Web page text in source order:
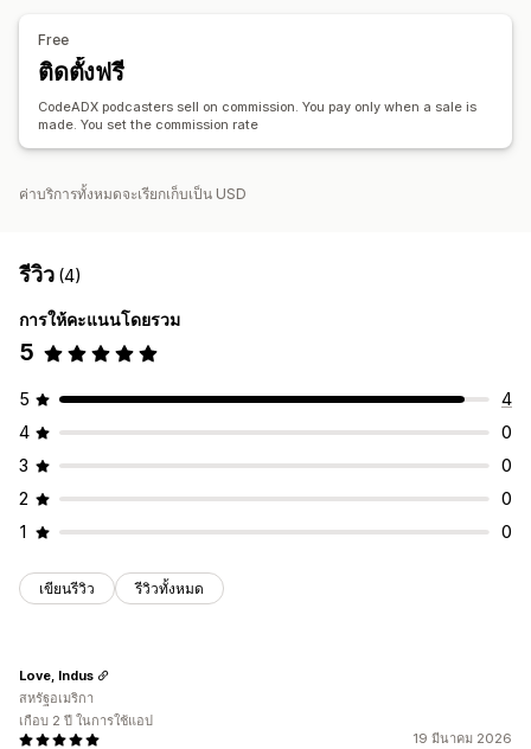
แดชบอร์ด
ประสบการณ์ตัวแทนโฆษณาสินค้าและบริการ
ลิงก์และส่วนลดที่กำหนดเอง
การชำระเงิน
การจ่ายเงินผ่านบัตร
Free
ติดตั้งฟรี
CodeADX podcasters sell on commission. You pay only when a sale is
made. You set the commission rate
ค่าบริการทั้งหมดจะเรียกเก็บเป็น USD
รีวิว (4)
การให้คะแนนโดยรวม
5
5
4
4
0
3
0
2
0
1
0
เขียนรีวิว รีวิวทั้งหมด
19 มีนาคม 2026
Love, Indus
สหรัฐอเมริกา
เกือบ 2 ปี ในการใช้แอป